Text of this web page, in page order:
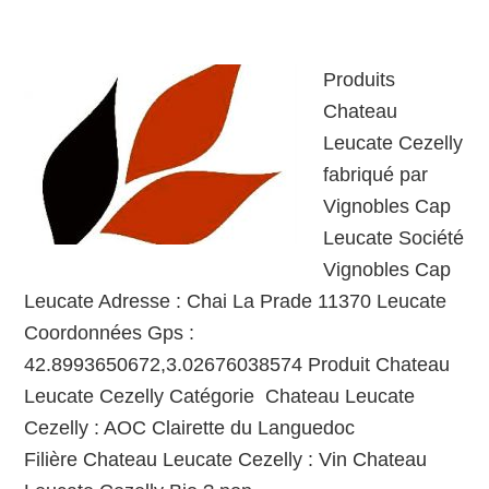
Produits
Chateau
Leucate Cezelly
fabriqué par
Vignobles Cap
Leucate Société
Vignobles Cap
Leucate Adresse : Chai La Prade 11370 Leucate
Coordonnées Gps :
42.8993650672,3.02676038574 Produit Chateau
Leucate Cezelly Catégorie Chateau Leucate
Cezelly : AOC Clairette du Languedoc
Filière Chateau Leucate Cezelly : Vin Chateau